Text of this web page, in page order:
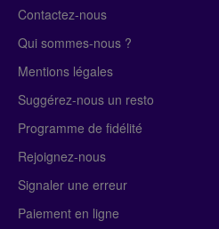
Contactez-nous
Qui sommes-nous ?
Mentions légales
Suggérez-nous un resto
Programme de fidélité
Rejoignez-nous
Signaler une erreur
Paiement en ligne